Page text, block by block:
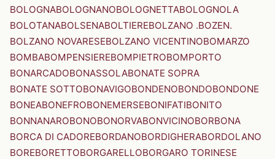
BOLOGNABOLOGNANOBOLOGNETTABOLOGNOLA
BOLOTANABOLSENABOLTIEREBOLZANO .BOZEN.
BOLZANO NOVARESEBOLZANO VICENTINOBOMARZO
BOMBABOMPENSIEREBOMPIETROBOMPORTO
BONARCADOBONASSOLABONATE SOPRA
BONATE SOTTOBONAVIGOBONDENOBONDOBONDONE
BONEABONEFROBONEMERSEBONIFATIBONITO
BONNANAROBONOBONORVABONVICINOBORBONA
BORCA DI CADOREBORDANOBORDIGHERABORDOLANO
BOREBORETTOBORGARELLOBORGARO TORINESE